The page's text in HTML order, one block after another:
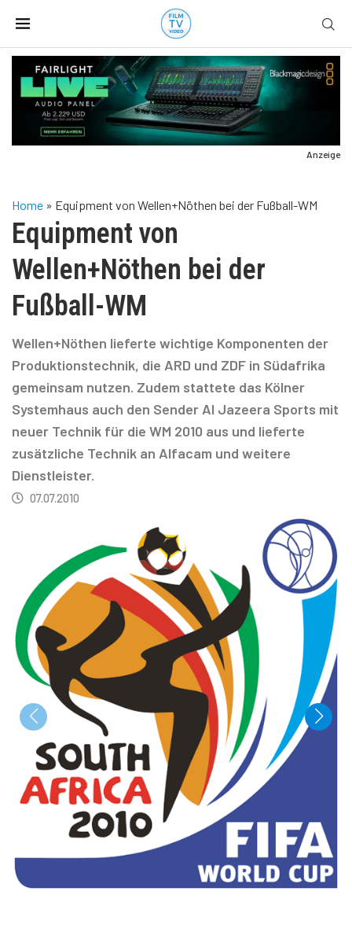
Anzeige
Home » Equipment von Wellen+Nöthen bei der Fußball-WM
Equipment von
Wellen+Nöthen bei der
Fußball-WM
Wellen+Nöthen lieferte wichtige Komponenten der
Produktionstechnik, die ARD und ZDF in Südafrika
gemeinsam nutzen. Zudem stattete das Kölner
Systemhaus auch den Sender Al Jazeera Sports mit
neuer Technik für die WM 2010 aus und lieferte
zusätzliche Technik an Alfacam und weitere
Dienstleister.
07.07.2010